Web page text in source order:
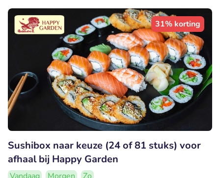
31% korting
Sushibox naar keuze (24 of 81 stuks) voor
afhaal bij Happy Garden